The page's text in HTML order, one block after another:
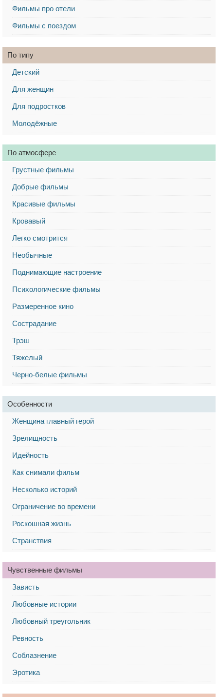
Фильмы про отели
Фильмы с поездом
По типу
Детский
Для женщин
Для подростков
Молодёжные
По атмосфере
Грустные фильмы
Добрые фильмы
Красивые фильмы
Кровавый
Легко смотрится
Необычные
Поднимающие настроение
Психологические фильмы
Размеренное кино
Сострадание
Трэш
Тяжелый
Черно-белые фильмы
Особенности
Женщина главный герой
Зрелищность
Идейность
Как снимали фильм
Несколько историй
Ограничение во времени
Роскошная жизнь
Странствия
Чувственные фильмы
Зависть
Любовные истории
Любовный треугольник
Ревность
Соблазнение
Эротика